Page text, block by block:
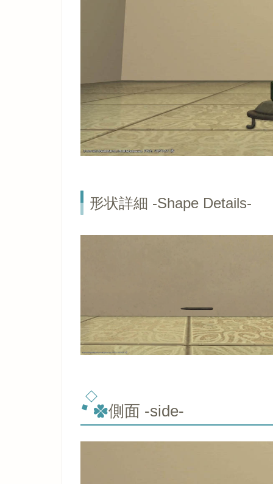
形状詳細 -Shape Details-
側面 -side-